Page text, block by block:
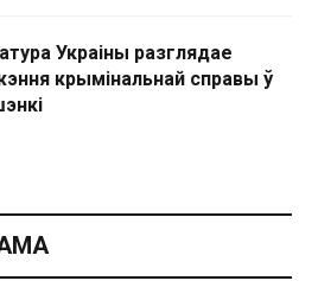
Украіны разглядае
крымінальнай справы ў